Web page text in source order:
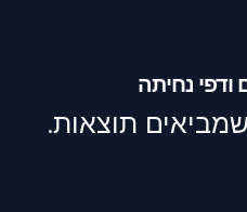
ודפי נחיתה
תוצאות.